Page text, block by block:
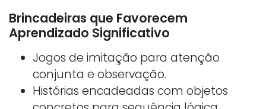
Brincadeiras que Favorecem
Aprendizado Significativo
Jogos de imitação para atenção
conjunta e observação.
Histórias encadeadas com objetos